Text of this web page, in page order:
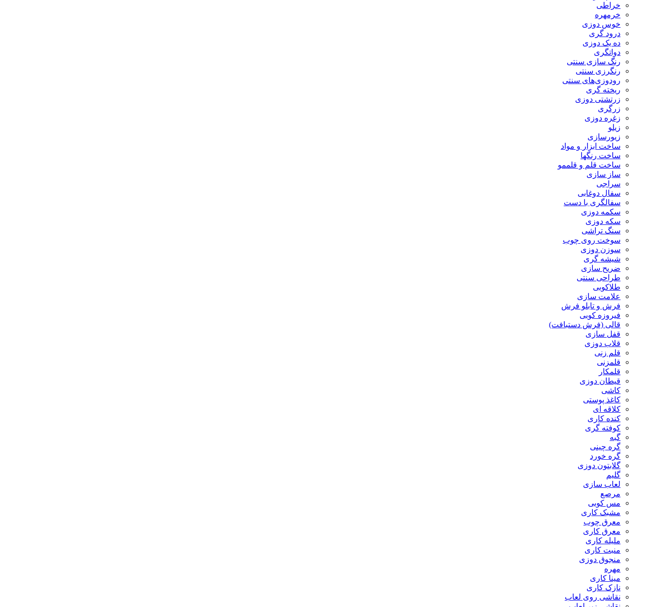
خراطی
خرمهره
خوس دوزی
درود گری
ده یک دوزی
دواتگری
رنگ سازی سنتی
رنگرزی سنتی
رودوزی‌های سنتی
ریخته گری
زرتشتی دوزی
زرگری
زغره دوزی
زیلو
زیورسازی
ساخت ابزار و مواد
ساخت رنگها
ساخت قلم و قلممو
ساز سازی
سراجی
سفال دوغابی
سفالگری با دست
سکمه دوزی
سکه دوزی
سنگ تراشی
سوخت روی چوب
سوزن دوزی
شیشه گری
ضریح سازی
طراحی سنتی
طلاکوبی
علامت سازی
فرش و تابلو فرش
فیروزه کوبی
قالی (فرش دستبافت)
قفل سازی
قلاب دوزی
قلم زنی
قلمزنی
قلمکار
قیطان دوزی
کاشی
کاغذ پوستی
کلاقه ای
کنده کاری
کوفته گری
گبه
گره چینی
گره خورد
گلابتون دوزی
گلیم
لعاب سازی
مرصع
مس کوبی
مشبک کاری
معرق چوب
معرق کاری
مليله کاری
منبت کاری
منجوق دوزی
مهره
مینا کاری
نازک کاری
نقاشی روی لعاب